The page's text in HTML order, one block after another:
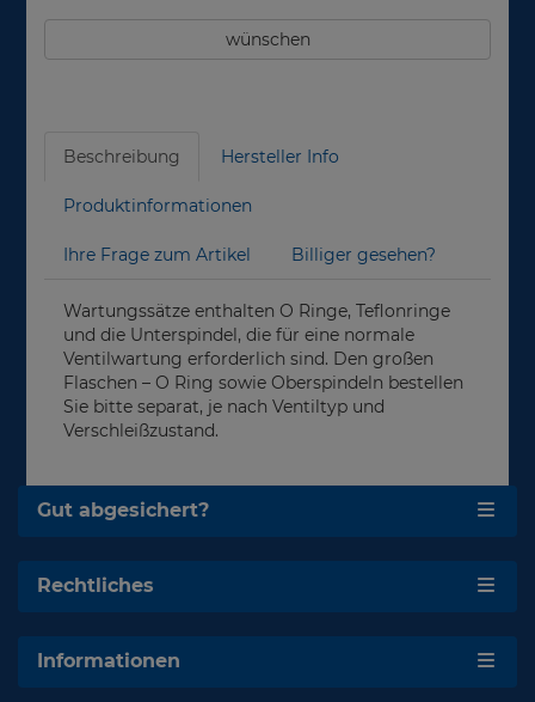
wünschen
Beschreibung Hersteller Info
Produktinformationen
Ihre Frage zum Artikel Billiger gesehen?
Wartungssätze enthalten O Ringe, Teflonringe
und die Unterspindel, die für eine normale
Ventilwartung erforderlich sind. Den großen
Flaschen – O Ring sowie Oberspindeln bestellen
Sie bitte separat, je nach Ventiltyp und
Verschleißzustand.
Gut abgesichert?
Rechtliches
Informationen